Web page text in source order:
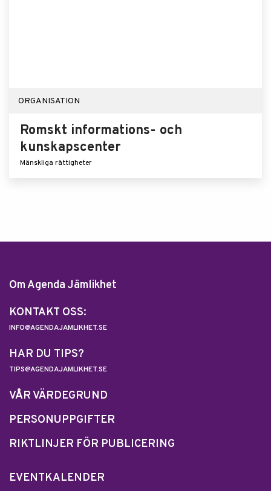
ORGANISATION
Romskt informations- och
kunskapscenter
Mänskliga rättigheter
Om Agenda Jämlikhet
KONTAKT OSS:
INFO@AGENDAJAMLIKHET.SE
HAR DU TIPS?
TIPS@AGENDAJAMLIKHET.SE
VÅR VÄRDEGRUND
PERSONUPPGIFTER
RIKTLINJER FÖR PUBLICERING
EVENTKALENDER